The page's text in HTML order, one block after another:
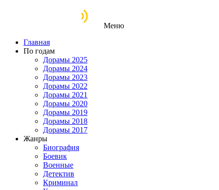
Меню
Главная
По годам
Дорамы 2025
Дорамы 2024
Дорамы 2023
Дорамы 2022
Дорамы 2021
Дорамы 2020
Дорамы 2019
Дорамы 2018
Дорамы 2017
Жанры
Биография
Боевик
Военные
Детектив
Криминал